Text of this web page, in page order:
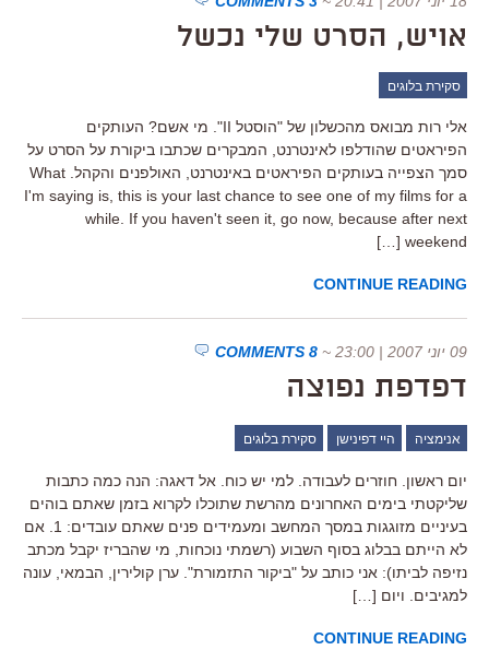
אויש, הסרט שלי נכשל
סקירת בלוגים
אלי רות מבואס מהכשלון של "הוסטל II". מי אשם? העותקים
הפיראטים שהודלפו לאינטרנט, המבקרים שכתבו ביקורת על הסרט על
סמך הצפייה בעותקים הפיראטים באינטרנט, האולפנים והקהל. What
I'm saying is, this is your last chance to see one of my films for a
while. If you haven't seen it, go now, because after next
weekend […]
CONTINUE READING
09 יוני 2007 | 23:00 ~
8 COMMENTS
דפדפת נפוצה
אנימציה היי דפינישן סקירת בלוגים
יום ראשון. חוזרים לעבודה. למי יש כוח. אל דאגה: הנה כמה כתבות
שליקטתי בימים האחרונים מהרשת שתוכלו לקרוא בזמן שאתם בוהים
בעיניים מזוגגות במסך המחשב ומעמידים פנים שאתם עובדים: 1. אם
לא הייתם בבלוג בסוף השבוע (רשמתי נוכחות, מי שהבריז יקבל מכתב
נזיפה לביתו): אני כותב על "ביקור התזמורת". ערן קולירין, הבמאי, עונה
למגיבים. ויום […]
CONTINUE READING